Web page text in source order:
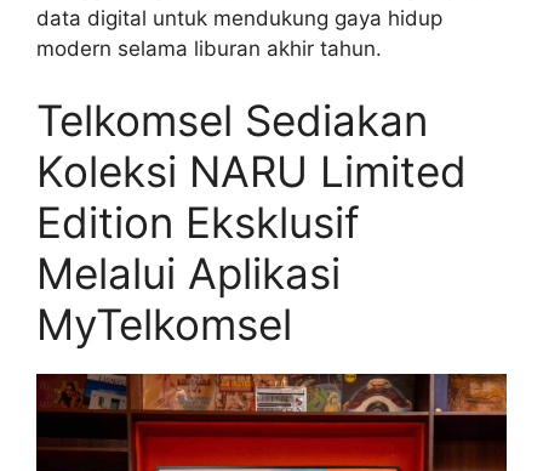
data digital untuk mendukung gaya hidup
modern selama liburan akhir tahun.
Telkomsel Sediakan
Koleksi NARU Limited
Edition Eksklusif
Melalui Aplikasi
MyTelkomsel